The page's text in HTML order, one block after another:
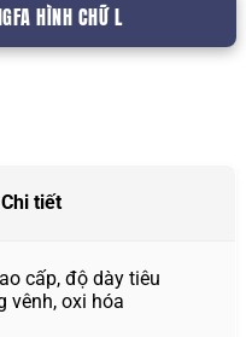
HÌNH CHỮ L
Chi tiết
cấp, độ dày tiêu
vênh, oxi hóa